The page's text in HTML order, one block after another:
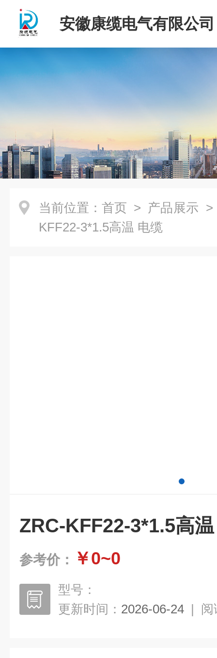
安徽康缆电气有限公司
当前位置： 首页 > 产品展示
KFF22-3*1.5高温 电缆
ZRC-KFF22-3*1.5高
参考价： ￥0~0
型号：
更新时间： 2026-06-24 | 阅